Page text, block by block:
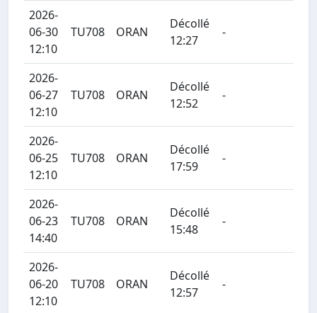
2026-
06-30
12:10
TU708 ORAN
Décollé
12:27
-
2026-
06-27
12:10
TU708 ORAN
Décollé
12:52
-
2026-
06-25
12:10
TU708 ORAN
Décollé
17:59
-
2026-
06-23
14:40
TU708 ORAN
Décollé
15:48
-
2026-
06-20
12:10
TU708 ORAN
Décollé
12:57
-